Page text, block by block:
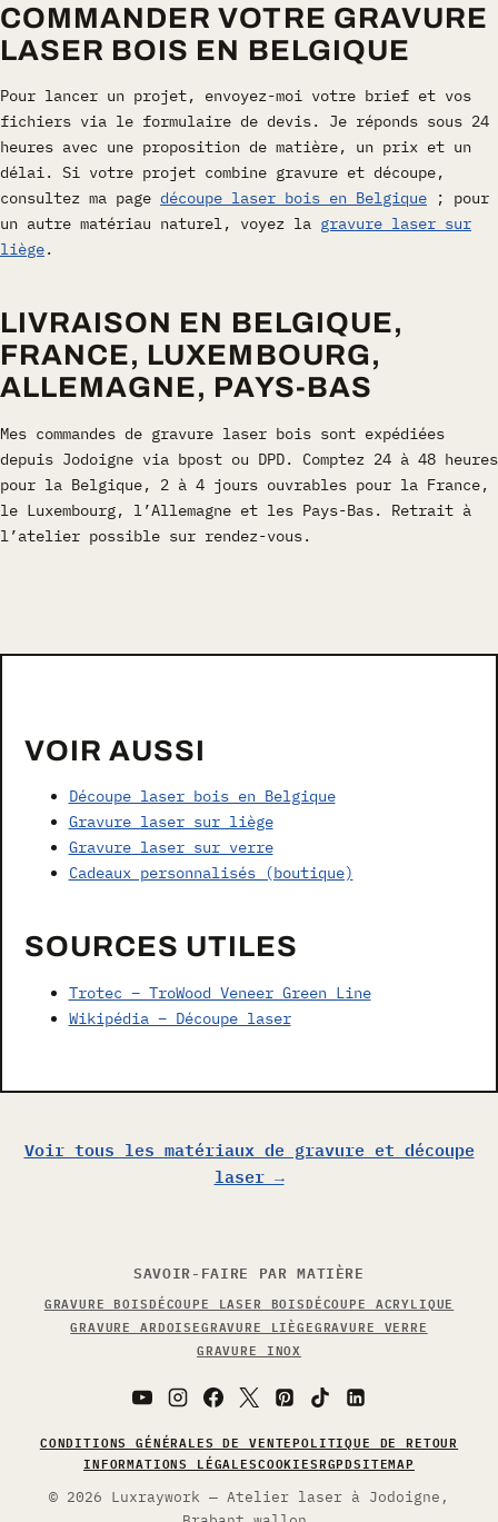
COMMANDER VOTRE GRAVURE
LASER BOIS EN BELGIQUE
Pour lancer un projet, envoyez-moi votre brief et vos
fichiers via le formulaire de devis. Je réponds sous 24
heures avec une proposition de matière, un prix et un
délai. Si votre projet combine gravure et découpe,
consultez ma page découpe laser bois en Belgique ; pour
un autre matériau naturel, voyez la gravure laser sur
liège.
LIVRAISON EN BELGIQUE,
FRANCE, LUXEMBOURG,
ALLEMAGNE, PAYS-BAS
Mes commandes de gravure laser bois sont expédiées
depuis Jodoigne via bpost ou DPD. Comptez 24 à 48 heures
pour la Belgique, 2 à 4 jours ouvrables pour la France,
le Luxembourg, l’Allemagne et les Pays-Bas. Retrait à
l’atelier possible sur rendez-vous.
VOIR AUSSI
Découpe laser bois en Belgique
Gravure laser sur liège
Gravure laser sur verre
Cadeaux personnalisés (boutique)
SOURCES UTILES
Trotec – TroWood Veneer Green Line
Wikipédia – Découpe laser
Voir tous les matériaux de gravure et découpe
laser →
SAVOIR-FAIRE PAR MATIÈRE
GRAVURE BOISDÉCOUPE LASER BOISDÉCOUPE ACRYLIQUE
GRAVURE ARDOISEGRAVURE LIÈGEGRAVURE VERRE
GRAVURE INOX
CONDITIONS GÉNÉRALES DE VENTEPOLITIQUE DE RETOUR
INFORMATIONS LÉGALESCOOKIESRGPDSITEMAP
© 2026 Luxraywork — Atelier laser à Jodoigne,